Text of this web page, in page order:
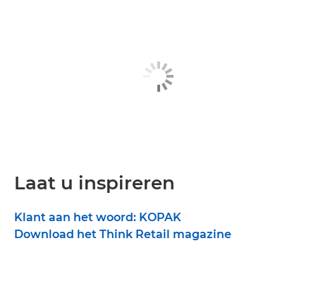
Laat u inspireren
Klant aan het woord: KOPAK
Download het Think Retail magazine